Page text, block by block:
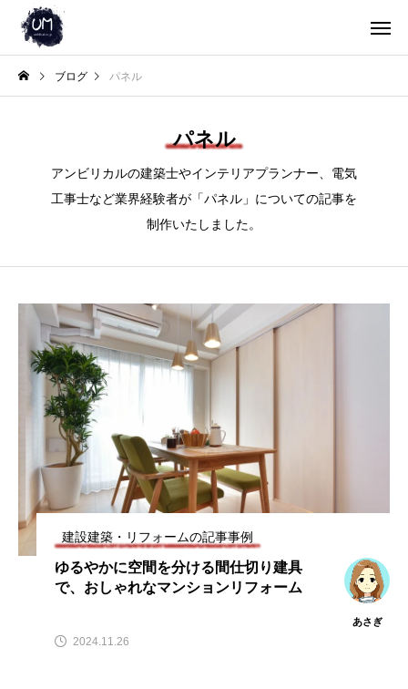
ブログ パネル
パネル
アンビリカルの建築士やインテリアプランナー、電気
工事士など業界経験者が「パネル」についての記事を
制作いたしました。
建設建築・リフォームの記事事例
ゆるやかに空間を分ける間仕切り建具
で、おしゃれなマンションリフォーム
あさぎ
2024.11.26